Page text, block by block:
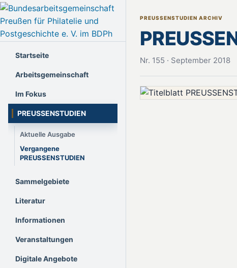
Startseite
Arbeitsgemeinschaft
Im Fokus
PREUSSENSTUDIEN
Aktuelle Ausgabe
Vergangene
PREUSSENSTUDIEN
Sammelgebiete
Literatur
Informationen
Veranstaltungen
Digitale Angebote
PREUSSENSTUDIEN ARCHIV
Nr. 155 · September 2018